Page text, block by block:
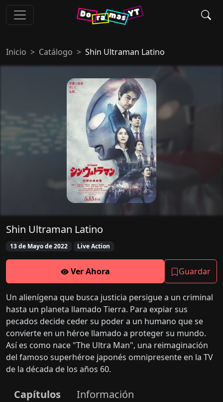
Inicio Catálogo Shin Ultraman Latino
Shin Ultraman Latino
13 de Mayo de 2022 Live Action
Ver Ahora Guardar
Un alienígena que busca justicia persigue a un criminal
hasta un planeta llamado Tierra. Para expiar sus
pecados decide ceder su poder a un humano que se
convierte en un héroe llamado a proteger su mundo.
Así es como nace "The Ultra Man", una reimaginación
del famoso superhéroe japonés omnipresente en la TV
de la década de los años 60.
Capítulos Información